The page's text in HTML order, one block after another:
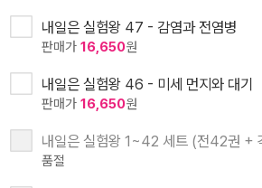
내일은 실험왕 47 - 감염과 전염병
판매가 16,650원
내일은 실험왕 46 - 미세 먼지와 대기
판매가 16,650원
내일은 실험왕 1~42 세트 (전42권 +
품절